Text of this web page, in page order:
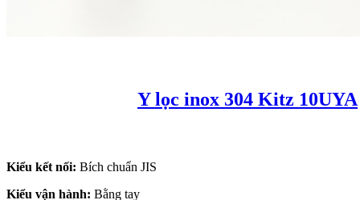
Y lọc inox 304 Kitz 10UYA
Kiểu kết nối: Bích chuẩn JIS
Kiểu vận hành: Bằng tay